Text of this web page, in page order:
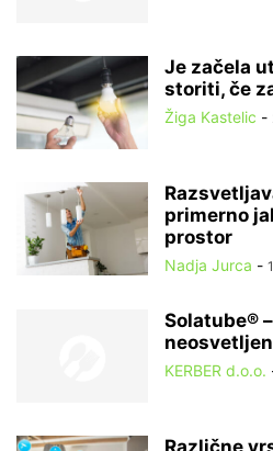
Je začela
storiti, če
Žiga Kastelic -
primerno
prostor
Nadja Jurca -
Solatube®
KERBER d.o.o.
Različne